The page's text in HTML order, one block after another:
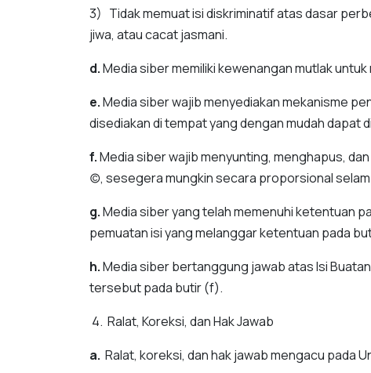
3) Tidak memuat isi diskriminatif atas dasar
jiwa, atau cacat jasmani.
d.Media siber memiliki kewenangan mutlak
e.Media siber wajib menyediakan mekanisme
disediakan di tempat yang dengan mudah dapat
f.Media siber wajib menyunting, menghapus,
(c), sesegera mungkin secara proporsional
g.Media siber yang telah memenuhi ketentuan
pemuatan isi yang melanggar ketentuan pada
h.Media siber bertanggung jawab atas Isi
tersebut pada butir (f).
4. Ralat, Koreksi, dan Hak Jawab
a. Ralat, koreksi, dan hak jawab mengacu pada